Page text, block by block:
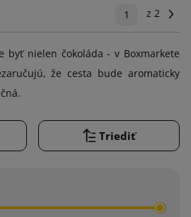
1 z 2
byť nielen čokoláda - v Boxmarkete
že cesta bude aromaticky
Triediť